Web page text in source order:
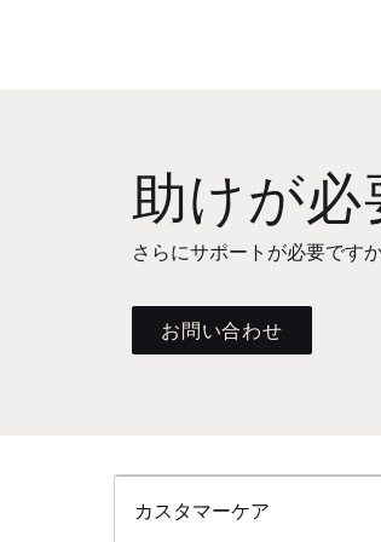
助けが必
さらにサポートが必要です
お問い合わせ
カスタマーケア